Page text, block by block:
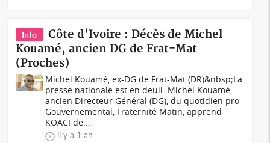
Info
Côte d'Ivoire : Décès de Michel
Kouamé, ancien DG de Frat-Mat
(Proches)
Michel Kouamé, ex-DG de Frat-Mat (DR)&nbsp;La
presse nationale est en deuil. Michel Kouamé,
ancien Directeur Général (DG), du quotidien pro-
Gouvernemental, Fraternité Matin, apprend
KOACI de...
il y a 1 an